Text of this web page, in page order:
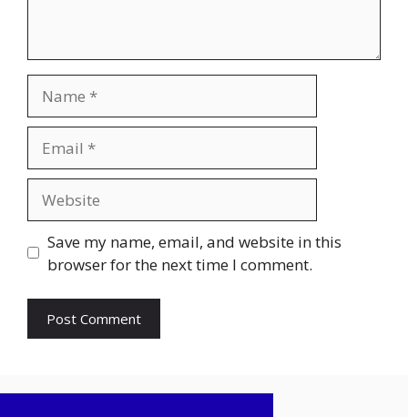
Save my name, email, and website in this
browser for the next time I comment.